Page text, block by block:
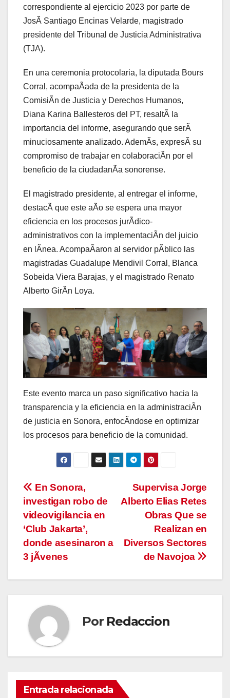
correspondiente al ejercicio 2023 por parte de
JosÃ Santiago Encinas Velarde, magistrado
presidente del Tribunal de Justicia Administrativa
(TJA).
En una ceremonia protocolaria, la diputada Bours
Corral, acompaÃada de la presidenta de la
ComisiÃn de Justicia y Derechos Humanos,
Diana Karina Ballesteros del PT, resaltÃ la
importancia del informe, asegurando que serÃ
minuciosamente analizado. AdemÃs, expresÃ su
compromiso de trabajar en colaboraciÃn por el
beneficio de la ciudadanÃa sonorense.
El magistrado presidente, al entregar el informe,
destacÃ que este aÃo se espera una mayor
eficiencia en los procesos jurÃdico-
administrativos con la implementaciÃn del juicio
en lÃnea. AcompaÃaron al servidor pÃblico las
magistradas Guadalupe Mendivil Corral, Blanca
Sobeida Viera Barajas, y el magistrado Renato
Alberto GirÃn Loya.
Este evento marca un paso significativo hacia la
transparencia y la eficiencia en la administraciÃn
de justicia en Sonora, enfocÃndose en optimizar
los procesos para beneficio de la comunidad.
Navegación
de
entradas
Supervisa Jorge
Alberto Elias Retes
Obras Que se
Realizan en
Diversos Sectores
de Navojoa
En Sonora,
investigan robo de
videovigilancia en
‘Club Jakarta’,
donde asesinaron a
3 jÃvenes
Por Redaccion
Entrada relacionada